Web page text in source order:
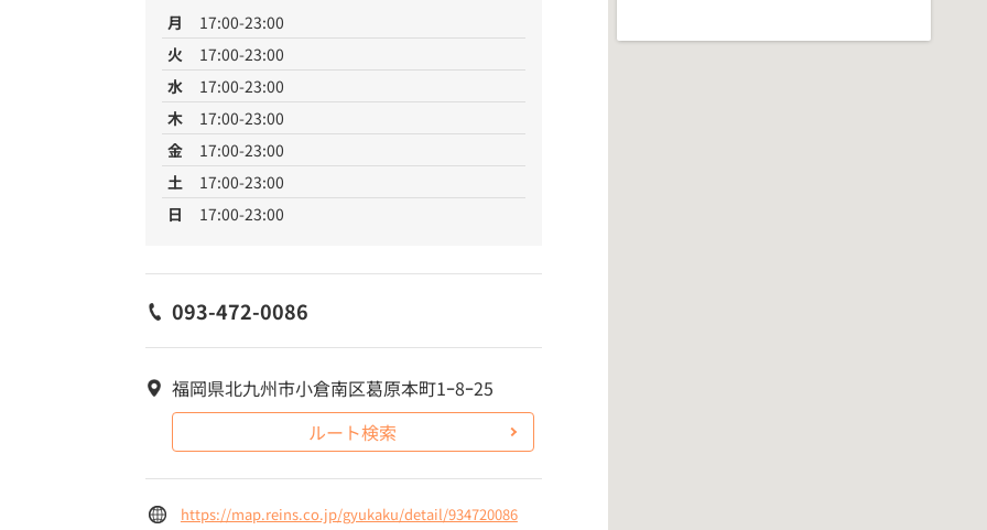
月
17:00-23:00
火
17:00-23:00
水
17:00-23:00
木
17:00-23:00
金
17:00-23:00
土
17:00-23:00
日
17:00-23:00
093-472-0086
福岡県北九州市小倉南区葛原本町1ｰ8ｰ25
ルート検索
https://map.reins.co.jp/gyukaku/detail/934720086